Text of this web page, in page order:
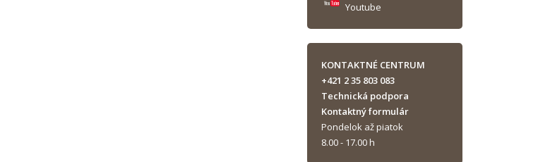
Youtube
KONTAKTNÉ CENTRUM
+421 2 35 803 083
Technická podpora
Kontaktný formulár
Pondelok až piatok
8.00 - 17.00 h